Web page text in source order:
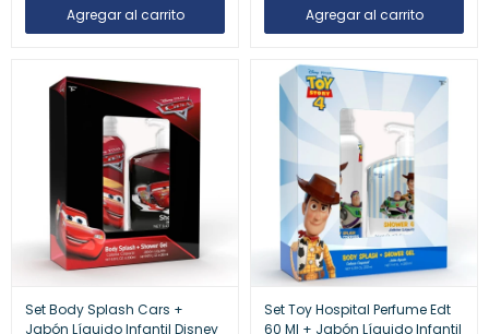
Set Body Splash Cars +
Jabón Líquido Infantil Disney
Set Toy Hospital Perfume Edt
60 Ml + Jabón Líquido Infantil